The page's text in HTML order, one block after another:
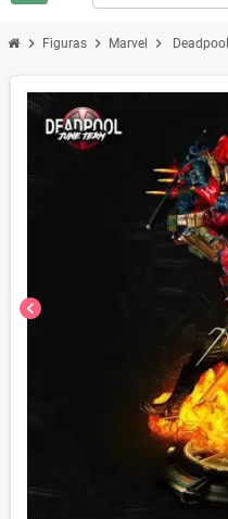
chevron_right Figuras chevron_right Marvel chevron_right
chevron_left